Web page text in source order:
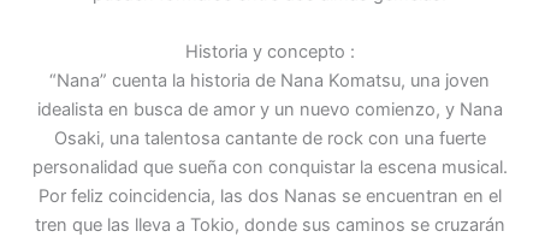
Historia y concepto :
“Nana” cuenta la historia de Nana Komatsu, una joven
idealista en busca de amor y un nuevo comienzo, y Nana
Osaki, una talentosa cantante de rock con una fuerte
personalidad que sueña con conquistar la escena musical.
Por feliz coincidencia, las dos Nanas se encuentran en el
tren que las lleva a Tokio, donde sus caminos se cruzarán